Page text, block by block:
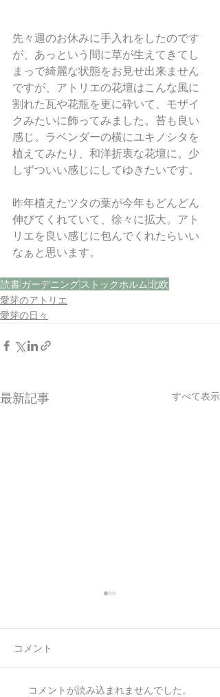
先々週のお休みに手入れをしたのです
が、あっという間に草が生えてきてし
まっで綺麗な状態をお見せ出来ません
ですが、アトリエの花壇はこんな風に
割れた瓦や花瓶を更に砕いて、モザイ
クみたいに飾ってみました。苔も良い
感じ。ラベンダーの横にユキノシタを
植えてみたり、和洋折衷な花壇に。少
しずついい感じにしてゆきたいです。
昨年植えたツタの葉が今年もどんどん
伸びてくれていて、徐々に拡大。アト
リエを良い感じに包んでくれたらいい
なぁと思います。
読書 ガーデニング ストックホルム 北欧
愛芽のアトリエ
愛芽の日々
最新記事 すべて表示
7月最後の日録
コメント
コメントが読み込まれませんでした。